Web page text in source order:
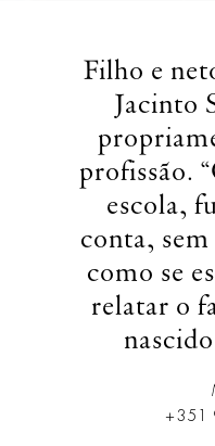
Filho e
Jacinto
profissão.
escola,
conta,
como se
relatar o
+351